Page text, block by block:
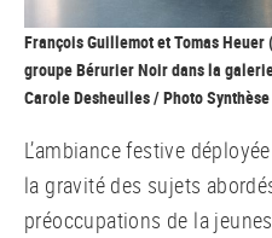
François Guillemot et Tomas
groupe Bérurier Noir dans la
Carole Desheulles / Photo
L’ambiance festive
la gravité des sujets
préoccupations de la